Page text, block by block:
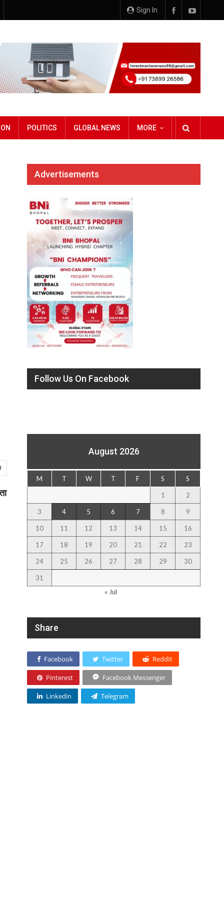
Sign In
POLITICS GLOBAL NEWS MORE
Advertisements
Follow Us On Facebook
August 2026
M T W T F S S
1 2
3 4 5 6 7 8 9
10 11 12 13 14 15 16
17 18 19 20 21 22 23
24 25 26 27 28 29 30
31
« Jul
Share
Facebook Twitter ReddIt
Pinterest Facebook Messenger
Linkedin Telegram